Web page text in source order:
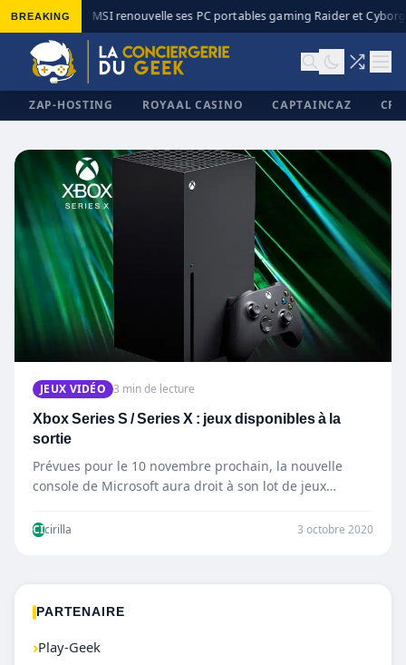
BREAKING MSI renouvelle ses PC portables gaming Raider et
ZAP-HOSTING ROYAAL CASINO CAPTAINCAZ
✕
JEUX VIDÉO 3 min de lecture
Xbox Series S / Series X : jeux disponibles à la
sortie
Prévues pour le 10 novembre prochain, la nouvelle
console de Microsoft aura droit à son lot de jeux…
CIcirilla 3 octobre 2020
PARTENAIRE
›Play-Geek